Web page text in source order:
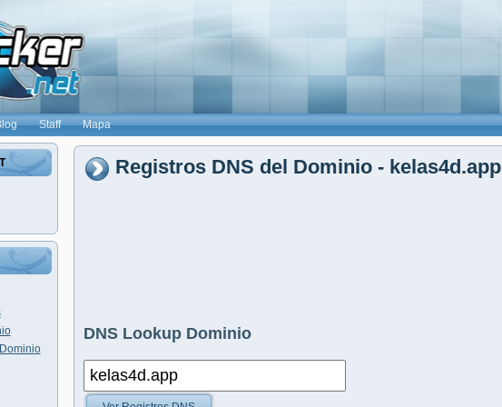
Staff Mapa
Registros DNS del Dominio - kelas4d.app
DNS Lookup Dominio